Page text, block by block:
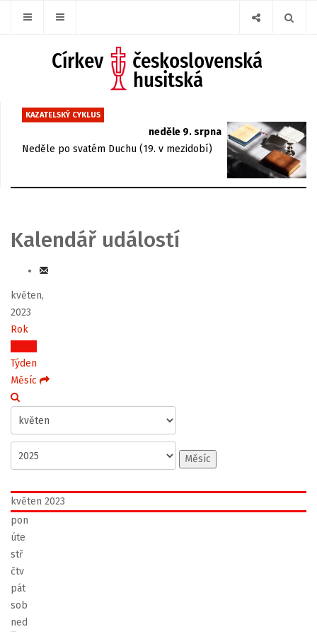
KAZATELSKÝ CYKLUS
neděle 9. srpna
Neděle po svatém Duchu (19. v mezidobí)
Kalendář událostí
květen,
2023
Rok
Měsíc
Týden
Měsíc
Měsíc
květen 2023
pon
úte
stř
čtv
pát
sob
ned